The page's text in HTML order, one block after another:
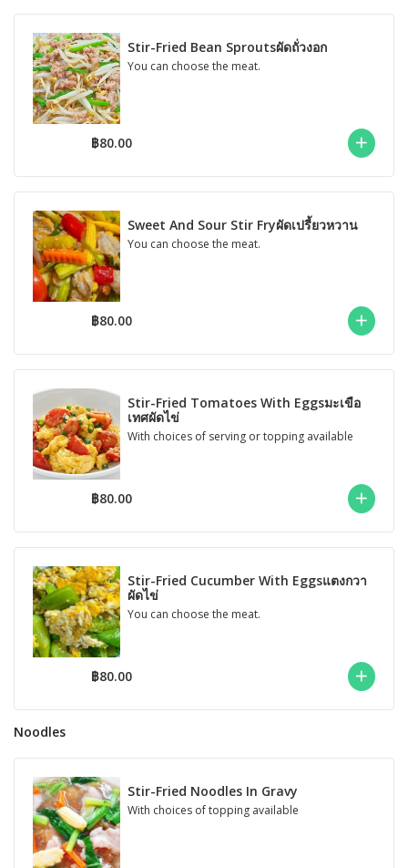
Stir-Fried Bean Sproutsผัดถั่วงอก
You can choose the meat.
฿80.00
Sweet And Sour Stir Fryผัดเปรี้ยวหวาน
You can choose the meat.
฿80.00
Stir-Fried Tomatoes With Eggsมะเขือ
เทศผัดไข่
With choices of serving or topping available
฿80.00
Stir-Fried Cucumber With Eggsแตงกวา
ผัดไข่
You can choose the meat.
฿80.00
Noodles
Stir-Fried Noodles In Gravy
With choices of topping available